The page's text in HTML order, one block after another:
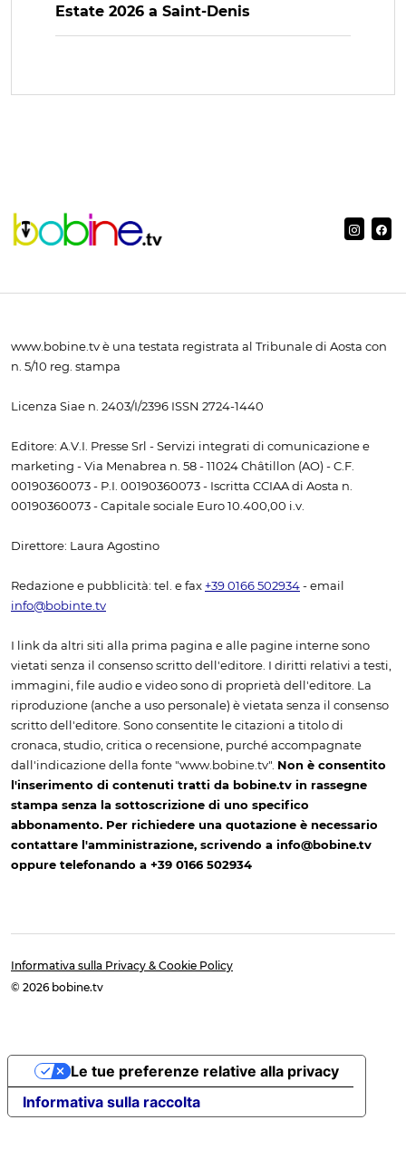
Estate 2026 a Saint-Denis
www.bobine.tv è una testata registrata al Tribunale di Aosta con
n. 5/10 reg. stampa
Licenza Siae n. 2403/I/2396 ISSN 2724-1440
Editore: A.V.I. Presse Srl - Servizi integrati di comunicazione e
marketing - Via Menabrea n. 58 - 11024 Châtillon (AO) - C.F.
00190360073 - P.I. 00190360073 - Iscritta CCIAA di Aosta n.
00190360073 - Capitale sociale Euro 10.400,00 i.v.
Direttore: Laura Agostino
Redazione e pubblicità: tel. e fax +39 0166 502934 - email
info@bobinte.tv
I link da altri siti alla prima pagina e alle pagine interne sono
vietati senza il consenso scritto dell'editore. I diritti relativi a testi,
immagini, file audio e video sono di proprietà dell'editore. La
riproduzione (anche a uso personale) è vietata senza il consenso
scritto dell'editore. Sono consentite le citazioni a titolo di
cronaca, studio, critica o recensione, purché accompagnate
dall'indicazione della fonte "www.bobine.tv". Non è consentito
l'inserimento di contenuti tratti da bobine.tv in rassegne
stampa senza la sottoscrizione di uno specifico
abbonamento. Per richiedere una quotazione è necessario
contattare l'amministrazione, scrivendo a info@bobine.tv
oppure telefonando a +39 0166 502934
Informativa sulla Privacy & Cookie Policy
© 2026 bobine.tv
Informativa sulla raccolta
Le tue preferenze relative alla privacy